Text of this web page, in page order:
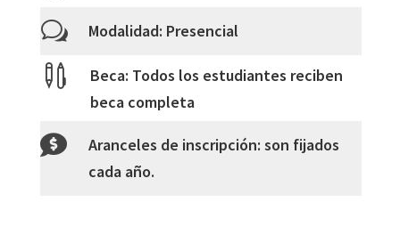
w Modalidad: Presencial

Beca: Todos los estudiantes reciben
beca completa

Aranceles de inscripción: son fijados
cada año.